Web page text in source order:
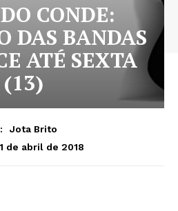
CONDE:
DAS BANDAS
ATÉ SEXTA
(13)
Jota Brito
de abril de 2018